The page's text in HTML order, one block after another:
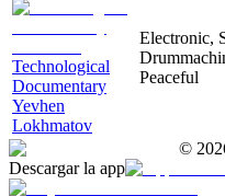
Technological
Documentary
Yevhen
Lokhmatov
Electronic,
Peaceful
©
Descargar la app